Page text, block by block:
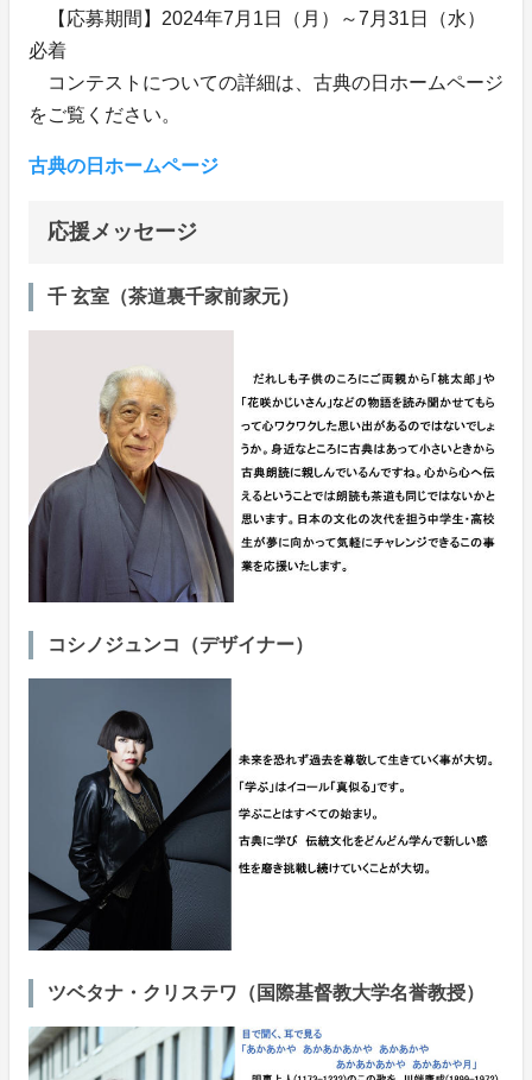
【応募期間】2024年7月1日（月）～7月31日（水）
必着
コンテストについての詳細は、古典の日ホームページ
をご覧ください。
古典の日ホームページ
応援メッセージ
千 玄室（茶道裏千家前家元）
コシノジュンコ（デザイナー）
ツベタナ・クリステワ（国際基督教大学名誉教授）